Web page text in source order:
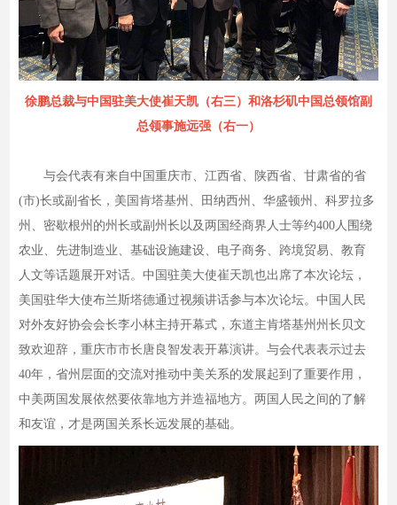
徐鹏总裁与中国驻美大使崔天凯（右三）和洛杉矶中国总领馆副
总领事施远强（右一）
与会代表有来自中国重庆市、江西省、陕西省、甘肃省的省
(市)长或副省长，美国肯塔基州、田纳西州、华盛顿州、科罗拉多
州、密歇根州的州长或副州长以及两国经商界人士等约400人围绕
农业、先进制造业、基础设施建设、电子商务、跨境贸易、教育
人文等话题展开对话。中国驻美大使崔天凯也出席了本次论坛，
美国驻华大使布兰斯塔德通过视频讲话参与本次论坛。中国人民
对外友好协会会长李小林主持开幕式，东道主肯塔基州州长贝文
致欢迎辞，重庆市市长唐良智发表开幕演讲。与会代表表示过去
40年，省州层面的交流对推动中美关系的发展起到了重要作用，
中美两国发展依然要依靠地方并造福地方。两国人民之间的了解
和友谊，才是两国关系长远发展的基础。